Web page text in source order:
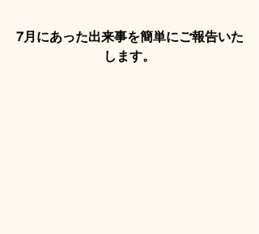
7月にあった出来事を簡単にご報告いた
します。